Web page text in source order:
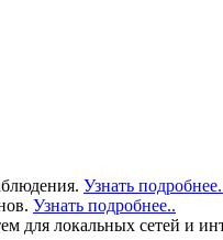
Узнать
Узнать подробнее..
для локальных сетей и